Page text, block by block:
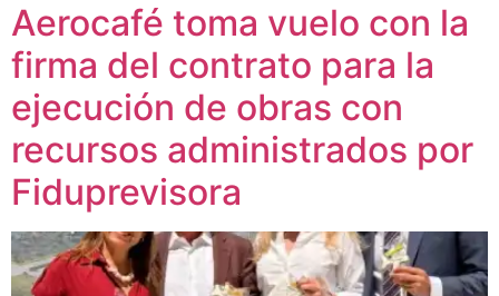
Aerocafé toma vuelo con la
firma del contrato para la
ejecución de obras con
recursos administrados por
Fiduprevisora